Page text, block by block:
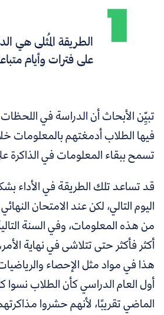
الطريقة المُثلى هي
على فترات وأيام
تبيِّن الأبحاث أن الدراسة في اللحظات
فيها الطلاب أدمغتهم بالمعلومات
تسمح ببقاء المعلومات في الذاكرة
قد تساعد تلك الطريقة في الأداء
اليوم التالي، لكن عند الامتحان
من هذه المعلومات، وفي السنة
أكثر فأكثر حتى تتلاشى في نهاية
هذا في مواد مثل الإحصاء والرياضيات
أول العام الدراسي كأن الطلاب نسوا
الماضي تقريبًا، لأنهم حشروا